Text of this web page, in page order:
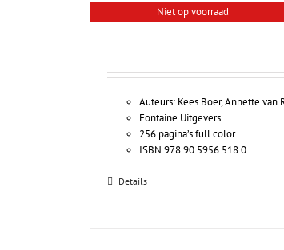
Niet op voorraad
Auteurs: Kees Boer, Annette
Fontaine Uitgevers
256 pagina’s full color
ISBN 978 90 5956 518 0
Details